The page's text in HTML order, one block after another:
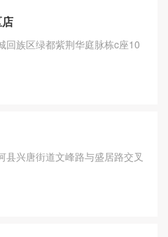
回族区绿都紫荆华庭脉栋c座10
县兴唐街道文峰路与盛居路交叉